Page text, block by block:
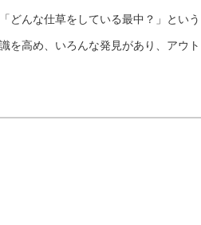
どんな仕草をしている最中？」という
を高め、いろんな発見があり、アウト